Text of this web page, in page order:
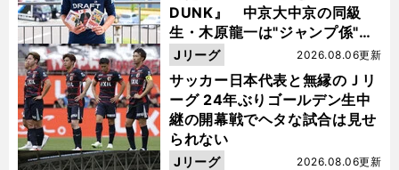
DUNK』 中京大中京の同級
生・木原龍一は"ジャンプ係"だ
った
サッカー日本代表と無縁のＪリ
ーグ 24年ぶりゴールデン生中
継の開幕戦でヘタな試合は見せ
られない
2026.08.06更新
Jリーグ
2026.08.06更新
Jリーグ